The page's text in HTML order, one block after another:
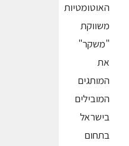
האוטומטיות
משווקת
"משקר"
את
המותגים
המובילים
בישראל
בתחום